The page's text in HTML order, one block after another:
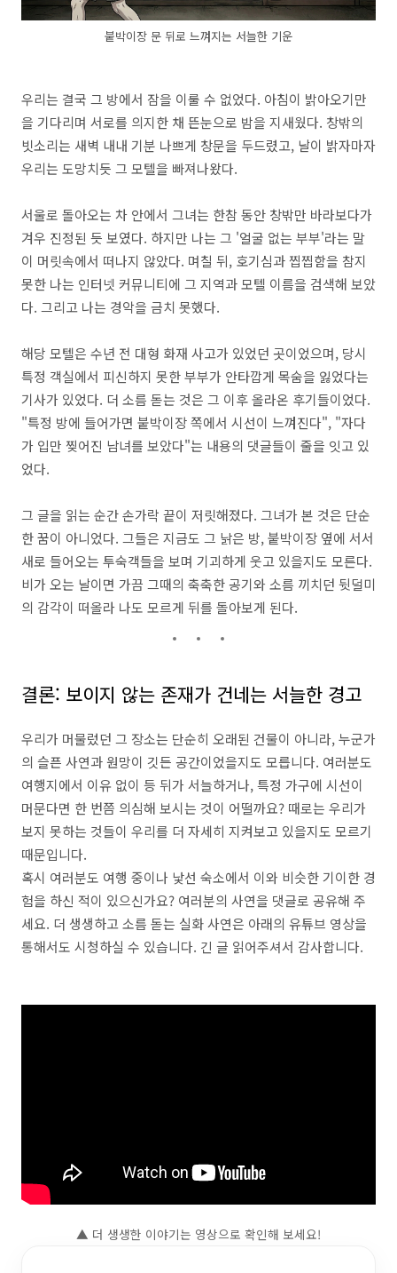
붙박이장 문 뒤로 느껴지는 서늘한 기운
우리는 결국 그 방에서 잠을 이룰 수 없었다. 아침이 밝아오기만
을 기다리며 서로를 의지한 채 뜬눈으로 밤을 지새웠다. 창밖의
빗소리는 새벽 내내 기분 나쁘게 창문을 두드렸고, 날이 밝자마자
우리는 도망치듯 그 모텔을 빠져나왔다.
서울로 돌아오는 차 안에서 그녀는 한참 동안 창밖만 바라보다가
겨우 진정된 듯 보였다. 하지만 나는 그 '얼굴 없는 부부'라는 말
이 머릿속에서 떠나지 않았다. 며칠 뒤, 호기심과 찝찝함을 참지
못한 나는 인터넷 커뮤니티에 그 지역과 모텔 이름을 검색해 보았
다. 그리고 나는 경악을 금치 못했다.
해당 모텔은 수년 전 대형 화재 사고가 있었던 곳이었으며, 당시
특정 객실에서 피신하지 못한 부부가 안타깝게 목숨을 잃었다는
기사가 있었다. 더 소름 돋는 것은 그 이후 올라온 후기들이었다.
"특정 방에 들어가면 붙박이장 쪽에서 시선이 느껴진다", "자다
가 입만 찢어진 남녀를 보았다"는 내용의 댓글들이 줄을 잇고 있
었다.
그 글을 읽는 순간 손가락 끝이 저릿해졌다. 그녀가 본 것은 단순
한 꿈이 아니었다. 그들은 지금도 그 낡은 방,붙박이장 옆에 서서
새로 들어오는 투숙객들을 보며 기괴하게 웃고 있을지도 모른다.
비가 오는 날이면 가끔 그때의 축축한 공기와 소름 끼치던 뒷덜미
의 감각이 떠올라 나도 모르게 뒤를 돌아보게 된다.
결론: 보이지 않는 존재가 건네는 서늘한 경고
우리가 머물렀던 그 장소는 단순히 오래된 건물이 아니라,누군가
의 슬픈 사연과 원망이 깃든 공간이었을지도 모릅니다. 여러분도
여행지에서 이유 없이 등 뒤가 서늘하거나,특정 가구에 시선이
머문다면 한 번쯤 의심해 보시는 것이 어떨까요? 때로는 우리가
보지 못하는 것들이 우리를 더 자세히 지켜보고 있을지도 모르기
때문입니다.
혹시 여러분도 여행 중이나 낯선 숙소에서 이와 비슷한 기이한 경
험을 하신 적이 있으신가요? 여러분의 사연을 댓글로 공유해 주
세요. 더 생생하고 소름 돋는 실화 사연은 아래의 유튜브 영상을
통해서도 시청하실 수 있습니다. 긴 글 읽어주셔서 감사합니다.
▲ 더 생생한 이야기는 영상으로 확인해 보세요!